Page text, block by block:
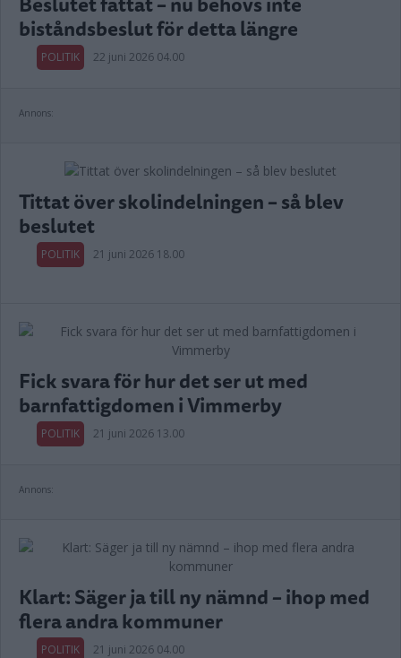
biståndsbeslut för detta längre
POLITIK 22 juni 2026 04.00
Annons:
Tittat över skolindelningen – så blev
beslutet
POLITIK 21 juni 2026 18.00
Fick svara för hur det ser ut med
barnfattigdomen i Vimmerby
POLITIK 21 juni 2026 13.00
Annons:
Klart: Säger ja till ny nämnd – ihop med
flera andra kommuner
POLITIK 21 juni 2026 04.00